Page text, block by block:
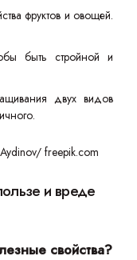
фруктов и овощей.
быть стройной и
двух видов
freepik.com
и вреде
свойства?